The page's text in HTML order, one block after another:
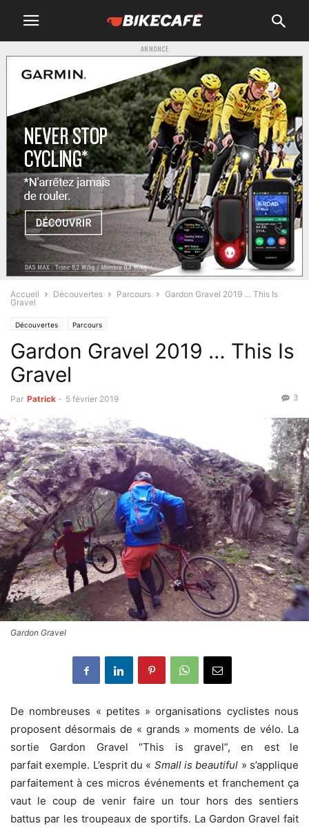
ANNONCE
Accueil Découvertes Parcours
Gardon Gravel 2019 … This Is
Gravel
Découvertes Parcours
Gardon Gravel 2019 … This Is
Gravel
Par Patrick - 5 février 2019 3
Gardon Gravel
De nombreuses « petites » organisations cyclistes nous
proposent désormais de « grands » moments de vélo. La
sortie Gardon Gravel “This is gravel”, en est le
parfait exemple. L’esprit du « Small is beautiful » s’applique
parfaitement à ces micros événements et franchement ça
vaut le coup de venir faire un tour hors des sentiers
battus par les troupeaux de sportifs. La Gardon Gravel fait